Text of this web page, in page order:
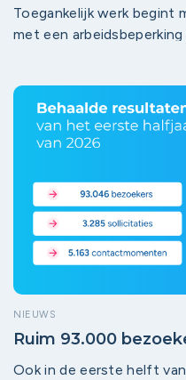
Toegankelijk werk begint
met een arbeidsbeperking
überhaupt geschikt is.
Baanmakers-module het
NIEUWS
Ruim 93.000
Ook in de eerste helft